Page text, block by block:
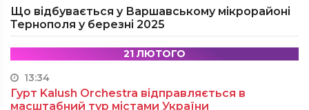
Що відбувається у Варшавському мікрорайоні
Тернополя у березні 2025
21 ЛЮТОГО
13:34
Гурт Kalush Orchestra відправляється в
масштабний тур містами України